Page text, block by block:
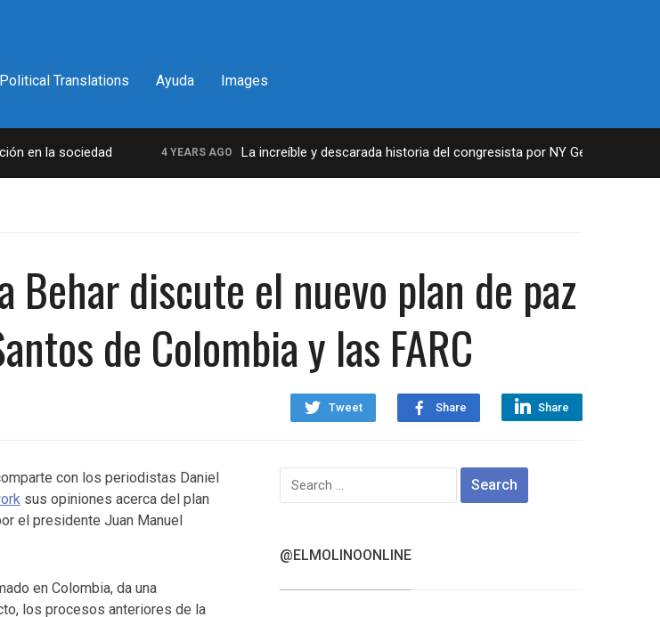
Political Translations Ayuda Images
la sociedad 4 YEARS AGO La increíble y descarada historia del congresista por NY George Santos
Behar discute el nuevo plan de paz
de Colombia y las FARC
Tweet Share Share
con los periodistas Daniel
sus opiniones acerca del plan
el presidente Juan Manuel
en Colombia, da una
los procesos anteriores de la
Search
for:
@ELMOLINOONLINE